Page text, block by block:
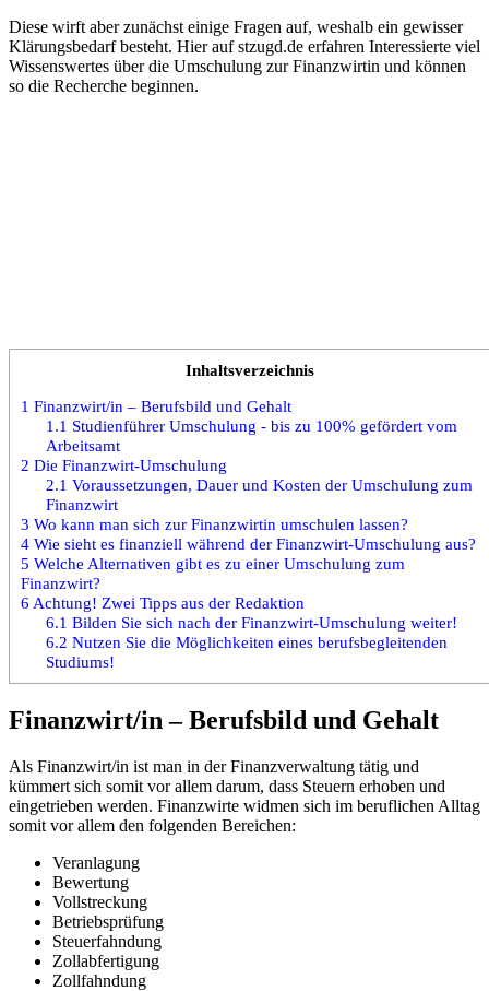
Diese wirft aber zunächst einige Fragen auf, weshalb ein gewisser
Klärungsbedarf besteht. Hier auf stzugd.de erfahren Interessierte viel
Wissenswertes über die Umschulung zur Finanzwirtin und können
so die Recherche beginnen.
Inhaltsverzeichnis
1 Finanzwirt/in – Berufsbild und Gehalt
1.1 Studienführer Umschulung - bis zu 100% gefördert vom
Arbeitsamt
2 Die Finanzwirt-Umschulung
2.1 Voraussetzungen, Dauer und Kosten der Umschulung zum
Finanzwirt
3 Wo kann man sich zur Finanzwirtin umschulen lassen?
4 Wie sieht es finanziell während der Finanzwirt-Umschulung aus?
5 Welche Alternativen gibt es zu einer Umschulung zum
Finanzwirt?
6 Achtung! Zwei Tipps aus der Redaktion
6.1 Bilden Sie sich nach der Finanzwirt-Umschulung weiter!
6.2 Nutzen Sie die Möglichkeiten eines berufsbegleitenden
Studiums!
Finanzwirt/in – Berufsbild und Gehalt
Als Finanzwirt/in ist man in der Finanzverwaltung tätig und
kümmert sich somit vor allem darum, dass Steuern erhoben und
eingetrieben werden. Finanzwirte widmen sich im beruflichen Alltag
somit vor allem den folgenden Bereichen:
Veranlagung
Bewertung
Vollstreckung
Betriebsprüfung
Steuerfahndung
Zollabfertigung
Zollfahndung